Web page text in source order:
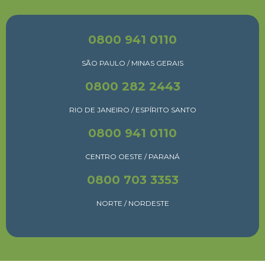
0800 941 0110
SÃO PAULO / MINAS GERAIS
0800 282 2443
RIO DE JANEIRO / ESPÍRITO SANTO
0800 941 0110
CENTRO OESTE / PARANÁ
0800 703 3353
NORTE / NORDESTE